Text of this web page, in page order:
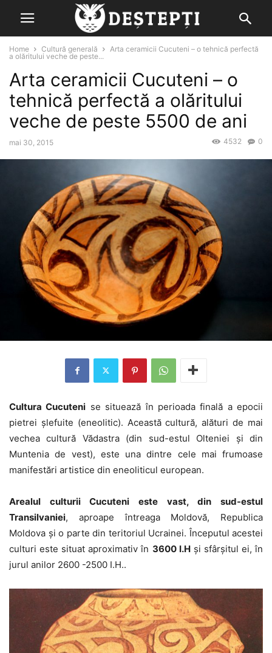
Home Cultură generală
Arta ceramicii Cucuteni – o tehnică perfectă
a olăritului veche de peste...
Arta ceramicii Cucuteni – o
tehnică perfectă a olăritului
veche de peste 5500 de ani
mai 30, 2015 0
4532
Cultura Cucuteni se situează în perioada finală a epocii
pietrei șlefuite (eneolitic). Această cultură, alături de mai
vechea cultură Vădastra (din sud-estul Olteniei și din
Muntenia de vest), este una dintre cele mai frumoase
manifestări artistice din eneoliticul european.
Arealul culturii Cucuteni este vast, din sud-estul
Transilvaniei, aproape întreaga Moldovă, Republica
Moldova și o parte din teritoriul Ucrainei. Începutul acestei
culturi este situat aproximativ în 3600 I.Hși sfârșitul ei, în
jurul anilor 2600 -2500 I.H..